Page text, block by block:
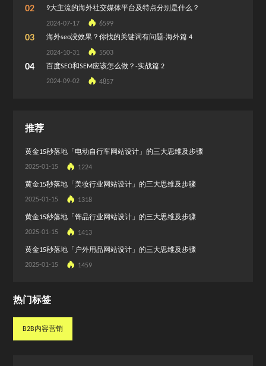
02 9大主流的海外社交媒体平台及特点分别是什么？
2024-07-17 6599
03 海外seo没效果？你找的关键词有问题-海外篇 4
2024-10-31 5503
04 百度SEO和SEM应该怎么做？-实战篇 2
2024-09-02 4857
推荐
黄金15秒落地「电动自行车网站设计」的三大思维及步骤
2025-01-15 1224
黄金15秒落地「美妆行业网站设计」的三大思维及步骤
2025-01-15 1318
黄金15秒落地「饰品行业网站设计」的三大思维及步骤
2025-01-15 1413
黄金15秒落地「户外用品网站设计」的三大思维及步骤
2025-01-15 1459
热门标签
B2B内容营销